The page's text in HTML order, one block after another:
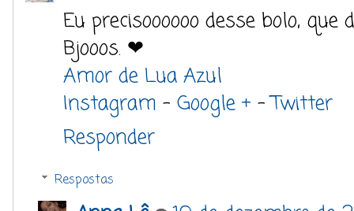
Eu precisoooooo desse bolo, que
Bjooos. ❤
Amor de Lua Azul
Instagram - Google + -Twitter
Responder
Respostas